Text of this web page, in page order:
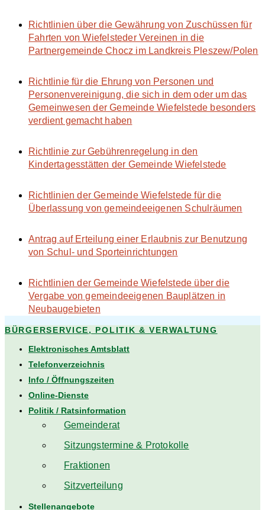
Richtlinien über die Gewährung von Zuschüssen für
Fahrten von Wiefelsteder Vereinen in die
Partnergemeinde Chocz im Landkreis Pleszew/Polen
Richtlinie für die Ehrung von Personen und
Personenvereinigung, die sich in dem oder um das
Gemeinwesen der Gemeinde Wiefelstede besonders
verdient gemacht haben
Richtlinie zur Gebührenregelung in den
Kindertagesstätten der Gemeinde Wiefelstede
Richtlinien der Gemeinde Wiefelstede für die
Überlassung von gemeindeeigenen Schulräumen
Antrag auf Erteilung einer Erlaubnis zur Benutzung
von Schul- und Sporteinrichtungen
Richtlinien der Gemeinde Wiefelstede über die
Vergabe von gemeindeeigenen Bauplätzen in
Neubaugebieten
BÜRGERSERVICE, POLITIK & VERWALTUNG
Elektronisches Amtsblatt
Telefonverzeichnis
Info / Öffnungszeiten
Online-Dienste
Politik / Ratsinformation
Gemeinderat
Sitzungstermine & Protokolle
Fraktionen
Sitzverteilung
Stellenangebote